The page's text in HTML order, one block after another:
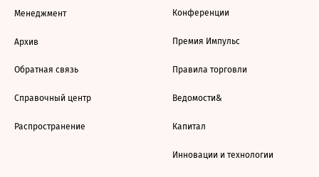
Менеджмент
Архив
Обратная связь
Справочный центр
Распространение
Конференции
Премия Импульс
Правила торговли
Ведомости&
Капитал
Инновации и технологии